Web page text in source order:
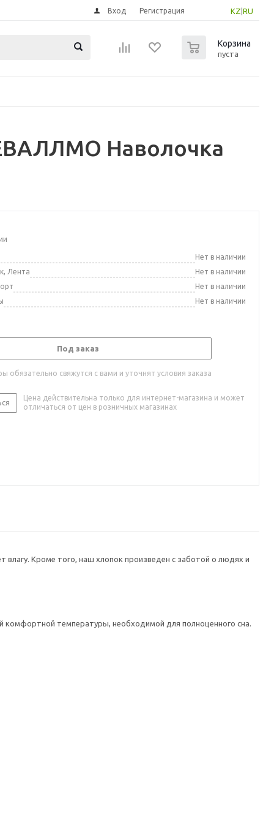
KZ RU
Вход Регистрация
Корзина
пуста
Наволочка
Нет в наличии
Лента
Нет в наличии
Нет в наличии
Нет в наличии
Под заказ
обязательно свяжутся с вами и уточнят условия заказа
Цена действительна только для интернет-магазина и может
отличаться от цен в розничных магазинах
Кроме того, наш хлопок произведен с заботой о людях и
комфортной температуры, необходимой для полноценного сна.